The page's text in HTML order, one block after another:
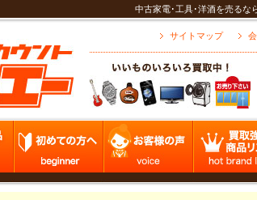
中古家電･工具･洋酒を売るな
サイトマップ